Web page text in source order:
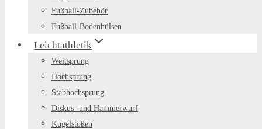
Fußball-Zubehör
Fußball-Bodenhülsen
Leichtathletik
Weitsprung
Hochsprung
Stabhochsprung
Diskus- und Hammerwurf
Kugelstoßen